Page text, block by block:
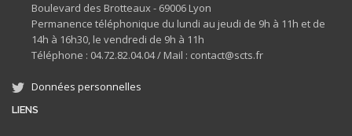
Boulevard des Brotteaux - 69006 Lyon
Permanence téléphonique du lundi au jeudi de 9h à 11h et de
14h à 16h30, le vendredi de 9h à 11h
Téléphone : 04.72.82.04.04 / Mail : contact@scts.fr
Données personnelles
LIENS